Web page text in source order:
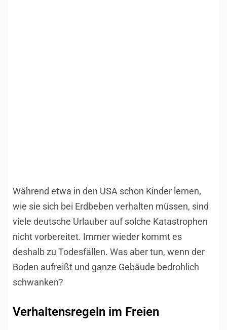
Während etwa in den USA schon Kinder lernen,
wie sie sich bei Erdbeben verhalten müssen, sind
viele deutsche Urlauber auf solche Katastrophen
nicht vorbereitet. Immer wieder kommt es
deshalb zu Todesfällen. Was aber tun, wenn der
Boden aufreißt und ganze Gebäude bedrohlich
schwanken?
Verhaltensregeln im Freien